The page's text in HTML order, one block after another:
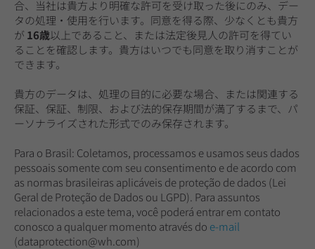
合、当社は貴方より明確な許可を受け取った後にのみ、デー
タの処理・使用を行います。同意を得る際、少なくとも貴方
が 16歳以上であること、または法定後見人の許可を得てい
ることを確認します。貴方はいつでも同意を取り消すことが
できます。
貴方のデータは、処理の目的に必要な場合、または関連する
保証、保証、制限、および法的保存期間が満了するまで、パ
ーソナライズされた形式でのみ保存されます。
Para o Brasil: Coletamos, processamos e usamos seus dados
pessoais somente com seu consentimento e de acordo com
as normas brasileiras aplicáveis de proteção de dados (Lei
Geral de Proteção de Dados ou LGPD). Para assuntos
relacionados a este tema, você poderá entrar em contato
conosco a qualquer momento através do e-mail
(dataprotection@wh.com)